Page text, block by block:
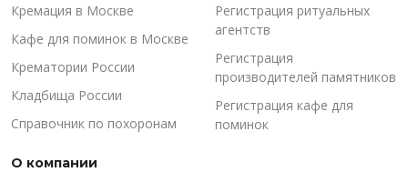
Кремация в Москве
Кафе для поминок в Москве
Крематории России
Кладбища России
Справочник по похоронам
Регистрация ритуальных
агентств
Регистрация
производителей памятников
Регистрация кафе для
поминок
О компании